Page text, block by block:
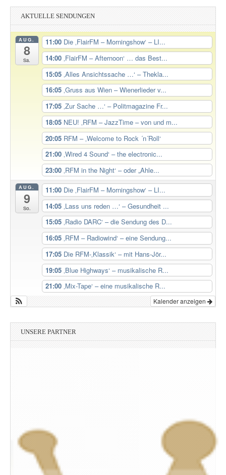
AKTUELLE SENDUNGEN
AUG.
8
Sa.
11:00 Die ‚FlairFM – Morningshow‘ – LI...
14:00 ‚FlairFM – Afternoon‘ … das Best...
15:05 ‚Alles Ansichtssache …‘ – Thekla...
16:05 ‚Gruss aus Wien – Wienerlieder v...
17:05 ‚Zur Sache …‘ – Politmagazine Fr...
18:05 NEU! ‚RFM – JazzTime – von und m...
20:05 RFM – ‚Welcome to Rock ´n´Roll‘
21:00 ‚Wired 4 Sound‘ – the electronic...
23:00 ‚RFM in the Night‘ – oder „Ahle...
AUG.
9
So.
11:00 Die ‚FlairFM – Morningshow‘ – LI...
14:05 ‚Lass uns reden …‘ – Gesundheit ...
15:05 ‚Radio DARC‘ – die Sendung des D...
16:05 ‚RFM – Radiowind‘ – eine Sendung...
17:05 Die RFM-‚Klassik‘ – mit Hans-Jör...
19:05 ‚Blue Highways‘ – musikalische R...
21:00 ‚Mix-Tape‘ – eine musikalische R...
Kalender anzeigen
UNSERE PARTNER